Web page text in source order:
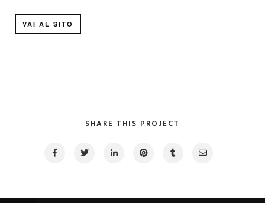
VAI AL SITO
SHARE THIS PROJECT